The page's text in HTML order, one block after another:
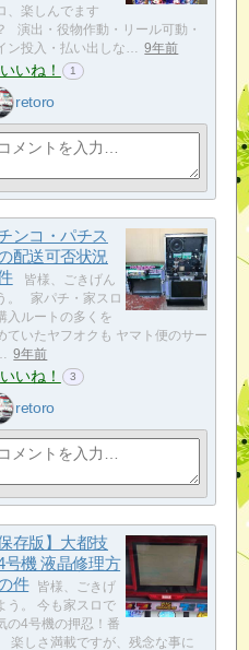
、楽しんでます
演出・役物作動・リール可動・
ン投入・払い出しな…
9年前
いいね！ 1
retoro
ンコ・パチス
配送可否状況
皆様、ごきげん
。 家パチ・家スロ
入ルートの多くを
ていたヤフオクも ヤマト便のサー
9年前
いいね！ 3
retoro
保存版】大都技
号機 液晶修理方
件
皆様、ごきげ
う。 今も家スロで
の4号機の押忍！番
楽しさ満載ですが、残念な事に